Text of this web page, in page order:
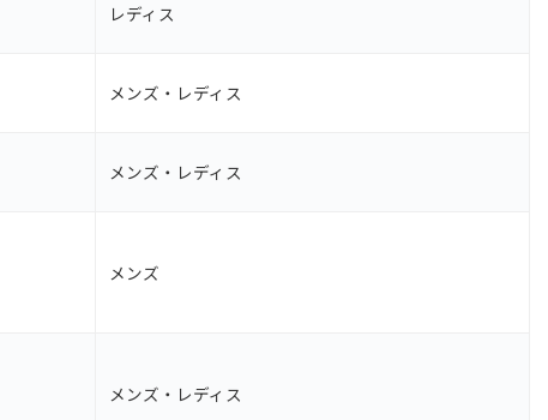
レディス
メンズ・レディス
メンズ・レディス
メンズ
メンズ・レディス